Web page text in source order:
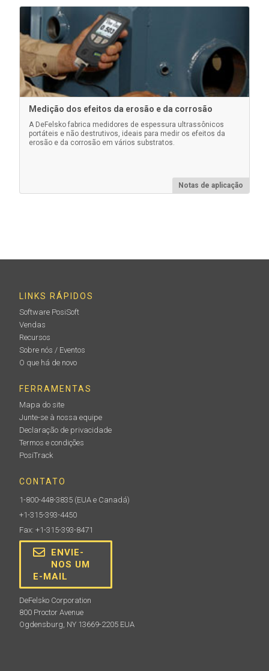
instrumento PosiTector .
Saiba mais
Presilha para cinto
Clipe de cinto para corpos de medidores PosiTector
Medição dos efeitos da erosão e da corrosão
A DeFelsko fabrica medidores de espessura ultrassônicos
portáteis e não destrutivos, ideais para medir os efeitos da
erosão e da corrosão em vários substratos.
Notas de aplicação
LINKS RÁPIDOS
Software PosiSoft
Vendas
Recursos
Sobre nós / Eventos
O que há de novo
FERRAMENTAS
Mapa do site
Junte-se à nossa equipe
Declaração de privacidade
Termos e condições
PosiTrack
CONTATO
1-800-448-3835 (EUA e Canadá)
+1-315-393-4450
Fax: +1-315-393-8471
ENVIE-
NOS UM
E-MAIL
DeFelsko Corporation
800 Proctor Avenue
Ogdensburg, NY 13669-2205 EUA